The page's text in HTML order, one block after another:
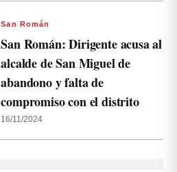
San Román
San Román: Dirigente acusa al
alcalde de San Miguel de
abandono y falta de
compromiso con el distrito
16/11/2024